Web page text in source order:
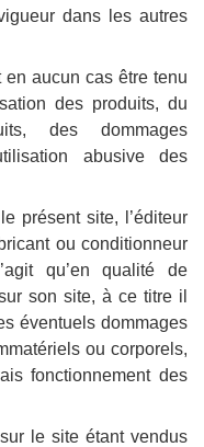
dans les autres
en aucun cas être tenu
des produits, du
des dommages
abusive des
présent site, l’éditeur
ou conditionneur
qu’en qualité de
son site, à ce titre il
éventuels dommages
ou corporels,
fonctionnement des
le site étant vendus